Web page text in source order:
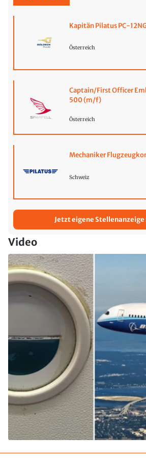
Kapitän Pilatus PC-
Österreich
Captain/First Officer
500 (m/f)
Österreich
Mechaniker
Schweiz
Jetzt eigene
Video